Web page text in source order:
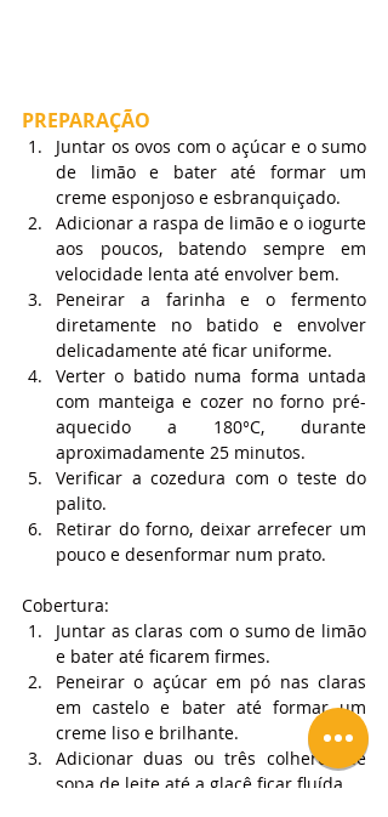
PREPARAÇÃO
Juntar os ovos com o açúcar e o sumo
de limão e bater até formar um
creme esponjoso e esbranquiçado.
Adicionar a raspa de limão e o iogurte
aos poucos, batendo sempre em
velocidade lenta até envolver bem.
Peneirar a farinha e o fermento
diretamente no batido e envolver
delicadamente até ficar uniforme.
Verter o batido numa forma untada
com manteiga e cozer no forno pré-
aquecido a 180°C, durante
aproximadamente 25 minutos.
Verificar a cozedura com o teste do
palito.
Retirar do forno, deixar arrefecer um
pouco e desenformar num prato.
Cobertura:
Juntar as claras com o sumo de limão
e bater até ficarem firmes.
Peneirar o açúcar em pó nas claras
em castelo e bater até formar um
creme liso e brilhante.
Adicionar duas ou três colheres de
sopa de leite até a glacê ficar fluída.